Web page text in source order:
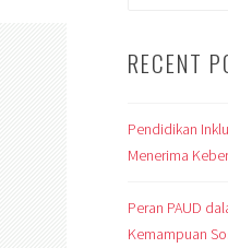
RECENT
Pendidikan
Menerima
Peran PAUD
Kemampuan